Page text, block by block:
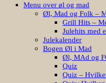
Menu over øl og mad
Øl, Mad og Folk –
Grill Hits –
Julehits med
Julekalender
Bogen Øl i Mad
Øl, MAd og
Quiz
Quiz –